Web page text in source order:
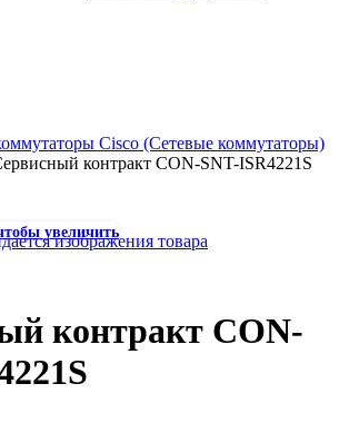
Cisco (Сетевые коммутаторы)
контракт CON-SNT-ISR4221S
увеличить
контракт CON-